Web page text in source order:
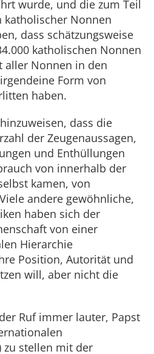
wurde, und die zum Teil
katholischer Nonnen
dass schätzungsweise
katholischen Nonnen
aller Nonnen in den
Form von
haben.
dass die
der Zeugenaussagen,
und Enthüllungen
von innerhalb der
kamen, von
andere gewöhnliche,
haben sich der
von einer
Hierarchie
Position, Autorität und
will, aber nicht die
Ruf immer lauter, Papst
zu stellen mit der